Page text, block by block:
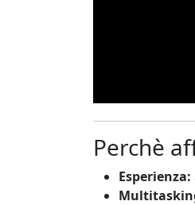
Perchè
Esperienza: